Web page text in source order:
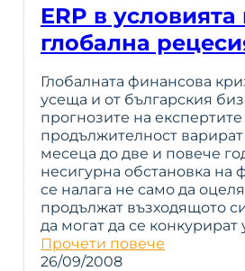
ERP в условията
глобална
Глобалната финансова
усеща и от българския
прогнозите на
продължителност
месеца до две и повече
несигурна обстановка на
се налага не само да
продължат възходящото
да могат да се
Прочети повече
26/09/2008